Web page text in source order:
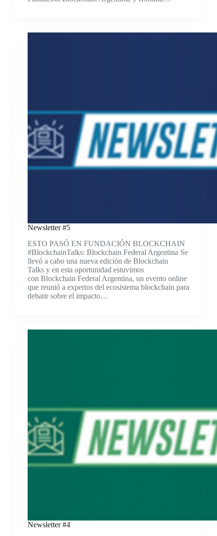
Newsletter #5
ESTO PASÓ EN FUNDACIÓN BLOCKCHAIN
#BlockchainTalks: Blockchain Federal Argentina Se
llevó a cabo una nueva edición de Blockchain
Talks y en esta oportunidad estuvimos
con Blockchain Federal Argentina, un evento online
que reunió a expertos del ecosistema blockchain para
debatir sobre el impacto…
Newsletter #4